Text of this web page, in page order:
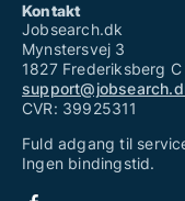
Kontakt
Jobsearch.dk
Mynstersvej 3
1827 Frederiksberg C
CVR: 39925311
Fuld adgang til
Ingen bindingstid.